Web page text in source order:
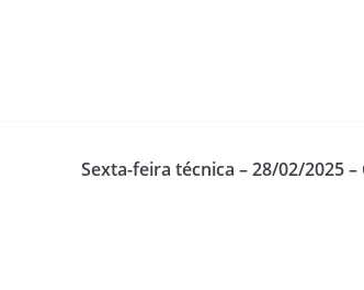
Sexta-feira técnica – 28/02/2025 –